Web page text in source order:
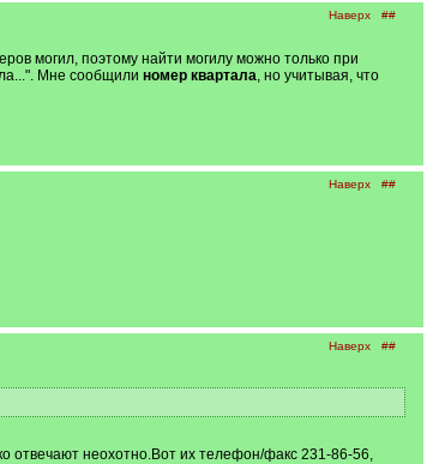
Наверх ##
могил, поэтому найти могилу можно только при
Мне сообщили номер квартала, но учитывая, что
Наверх ##
Наверх ##
отвечают неохотно.Вот их телефон/факс 231-86-56,